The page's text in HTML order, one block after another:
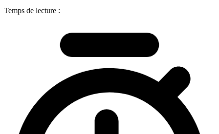
Temps de lecture :